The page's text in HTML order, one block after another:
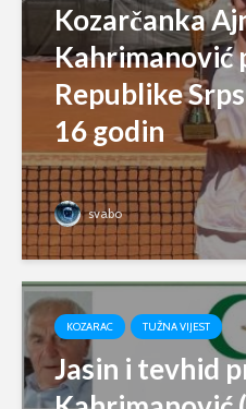
Kozarčanka
Kahrimanović
Republike
16 godin
svabo
KOZARAC TUŽNA VIJEST
Jasin i tevhid